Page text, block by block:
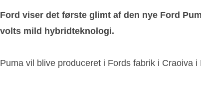
Ford viser det første glimt af den nye Ford
volts mild hybridteknologi.
Puma vil blive produceret i Fords fabrik i